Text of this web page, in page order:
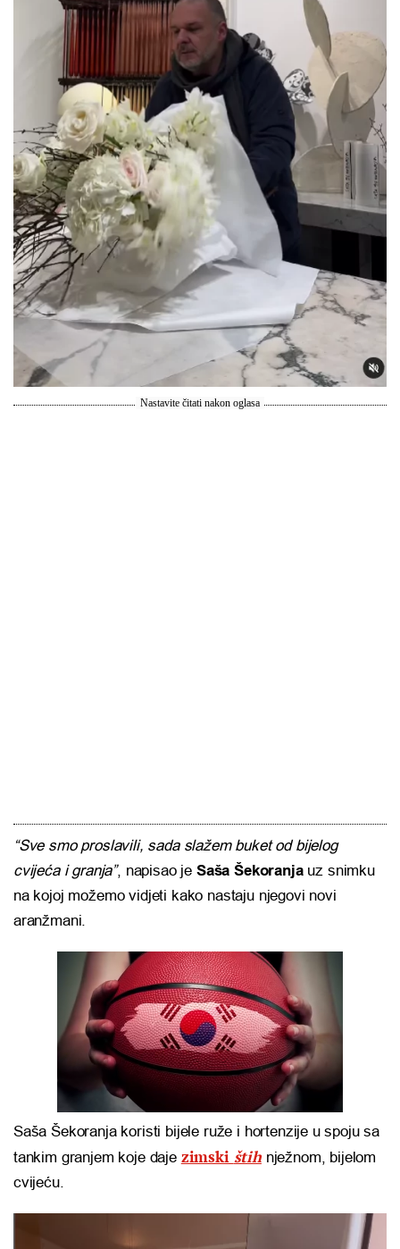
Nastavite čitati nakon oglasa
“Sve smo proslavili, sada slažem buket od bijelog
cvijeća i granja”, napisao je Saša Šekoranjauz snimku
na kojoj možemo vidjeti kako nastaju njegovi novi
aranžmani.
Saša Šekoranja koristi bijele ruže i hortenzije u spoju sa
tankim granjem koje daje zimski štihnježnom, bijelom
cvijeću.